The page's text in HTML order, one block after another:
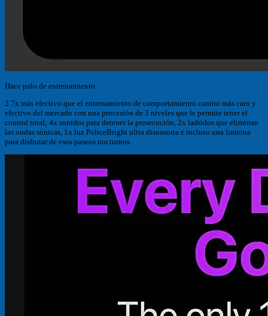
Hace palo de entrenamiento
2.7x más efectivo que el entrenamiento de comportamiento canino más caro y
efectivo del mercado con una procesión de 3 niveles que le permite tener el
control total; 4x sonidos para detener la persecución, 2x ladridos que eliminan
las ondas sónicas, 1x luz PoliceBright ultra disuasoria e incluso una linterna
para disfrutar de esos paseos nocturnos.